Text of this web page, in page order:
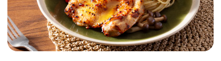
扒
配
意
粉